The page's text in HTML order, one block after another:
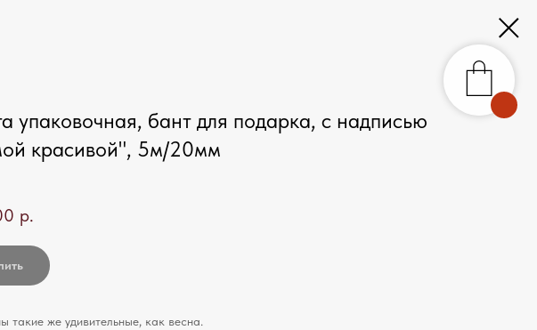
упаковочная, бант для подарка, с надписью
красивой", 5м/20мм
р.
такие же удивительные, как весна.